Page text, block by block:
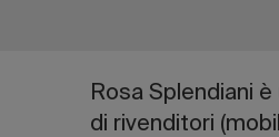
Rosa Splendiani
di rivenditori